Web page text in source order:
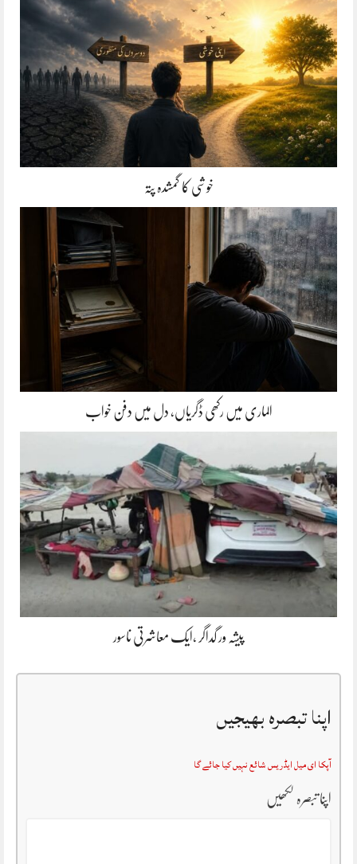
خوشی کا گمشدہ پتہ
الماری میں رکھی ڈگریاں، دل میں دفن خواب
پیشہ ور گداگر ،ایک معاشرتی ناسور
اپنا تبصرہ بھیجیں
آپکا ای میل ایڈریس شائع نہیں کیا جائے گا
اپنا تبصرہ لکھیں